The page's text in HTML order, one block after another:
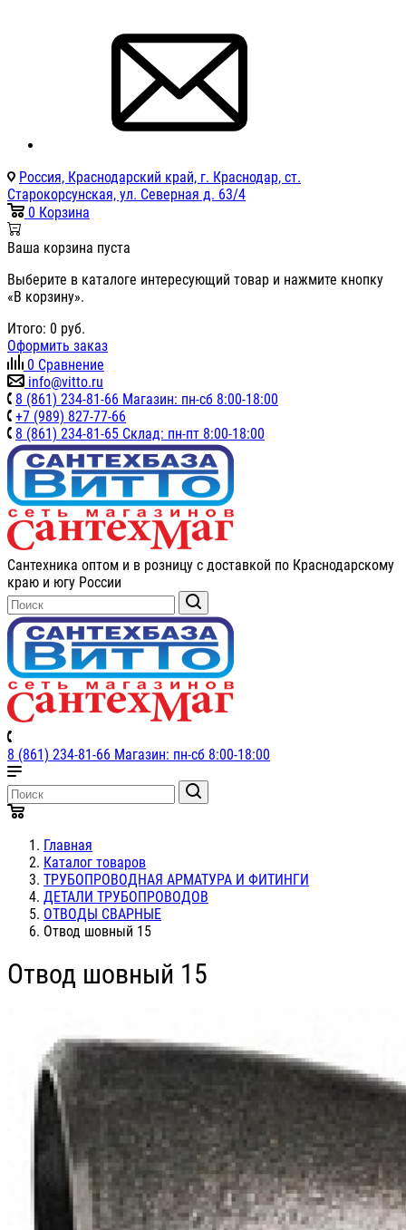
Россия, Краснодарский край, г. Краснодар, ст.
Старокорсунская, ул. Северная д. 63/4
0 Корзина
Ваша корзина пуста
Выберите в каталоге интересующий товар и нажмите кнопку
«В корзину».
Итого: 0 руб.
Оформить заказ
0 Сравнение
info@vitto.ru
8 (861) 234-81-66 Магазин: пн-сб 8:00-18:00
+7 (989) 827-77-66
8 (861) 234-81-65 Склад: пн-пт 8:00-18:00
Сантехника оптом и в розницу с доставкой по Краснодарскому
краю и югу России
8 (861) 234-81-66 Магазин: пн-сб 8:00-18:00
Главная
Каталог товаров
ТРУБОПРОВОДНАЯ АРМАТУРА И ФИТИНГИ
ДЕТАЛИ ТРУБОПРОВОДОВ
ОТВОДЫ СВАРНЫЕ
Отвод шовный 15
Отвод шовный 15